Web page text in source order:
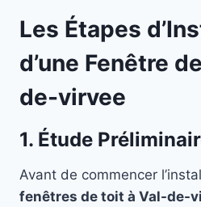
Les Étapes
d’une Fenêtre
de-virvee
1. Étude
Avant de commencer
fenêtres de toit à Val-de-